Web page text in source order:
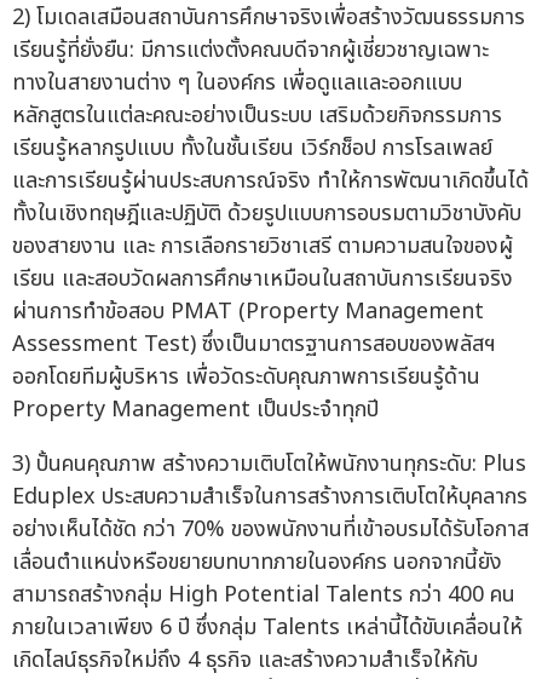
2) โมเดลเสมือนสถาบันการศึกษาจริงเพื่อสร้างวัฒนธรรมการ
เรียนรู้ที่ยั่งยืน: มีการแต่งตั้งคณบดีจากผู้เชี่ยวชาญเฉพาะ
ทางในสายงานต่าง ๆ ในองค์กร เพื่อดูแลและออกแบบ
หลักสูตรในแต่ละคณะอย่างเป็นระบบ เสริมด้วยกิจกรรมการ
เรียนรู้หลากรูปแบบ ทั้งในชั้นเรียน เวิร์กช็อป การโรลเพลย์
และการเรียนรู้ผ่านประสบการณ์จริง ทำให้การพัฒนาเกิดขึ้นได้
ทั้งในเชิงทฤษฎีและปฏิบัติ ด้วยรูปแบบการอบรมตามวิชาบังคับ
ของสายงาน และ การเลือกรายวิชาเสรี ตามความสนใจของผู้
เรียน และสอบวัดผลการศึกษาเหมือนในสถาบันการเรียนจริง
ผ่านการทำข้อสอบ PMAT (Property Management
Assessment Test) ซึ่งเป็นมาตรฐานการสอบของพลัสฯ
ออกโดยทีมผู้บริหาร เพื่อวัดระดับคุณภาพการเรียนรู้ด้าน
Property Management เป็นประจำทุกปี
3) ปั้นคนคุณภาพ สร้างความเติบโตให้พนักงานทุกระดับ: Plus
Eduplex ประสบความสำเร็จในการสร้างการเติบโตให้บุคลากร
อย่างเห็นได้ชัด กว่า 70% ของพนักงานที่เข้าอบรมได้รับโอกาส
เลื่อนตำแหน่งหรือขยายบทบาทภายในองค์กร นอกจากนี้ยัง
สามารถสร้างกลุ่ม High Potential Talents กว่า 400 คน
ภายในเวลาเพียง 6 ปี ซึ่งกลุ่ม Talents เหล่านี้ได้ขับเคลื่อนให้
เกิดไลน์ธุรกิจใหม่ถึง 4 ธุรกิจ และสร้างความสำเร็จให้กับ